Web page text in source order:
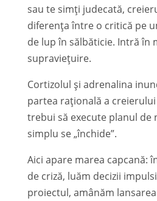
sau te simți judecată,
diferența între o critică pe
de lup în sălbăticie. Intră în
supraviețuire.
Cortizolul și adrenalina
partea rațională a
trebui să execute planul de
simplu se „închide”.
Aici apare marea capcană:
de criză, luăm decizii
proiectul, amânăm